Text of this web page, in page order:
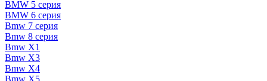
BMW 5 серия
BMW 6 серия
Bmw 7 серия
Bmw 8 серия
Bmw X1
Bmw X3
Bmw X4
Bmw X5